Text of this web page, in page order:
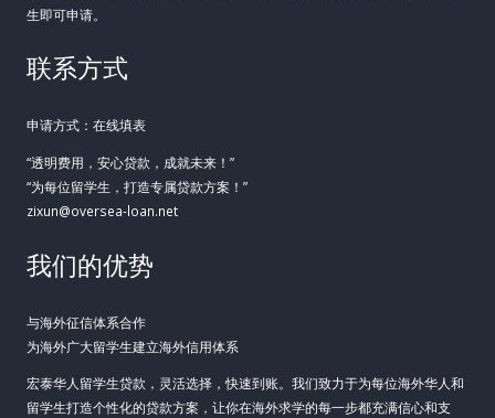
生即可申请。
联系方式
申请方式：在线填表
“透明费用，安心贷款，成就未来！”
“为每位留学生，打造专属贷款方案！”
zixun@oversea-loan.net
我们的优势
与海外征信体系合作
为海外广大留学生建立海外信用体系
宏泰华人留学生贷款，灵活选择，快速到账。我们致力于为每位海外华人和
留学生打造个性化的贷款方案，让你在海外求学的每一步都充满信心和支